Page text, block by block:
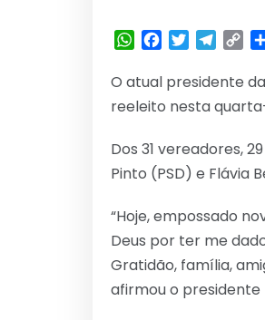
WhatsApp
Facebook
Twitter
O atual presidente
reeleito nesta
Dos 31 vereadores,
Pinto (PSD) e Flávia
“Hoje, empossado
Deus por ter me
Gratidão, família,
afirmou o presidente